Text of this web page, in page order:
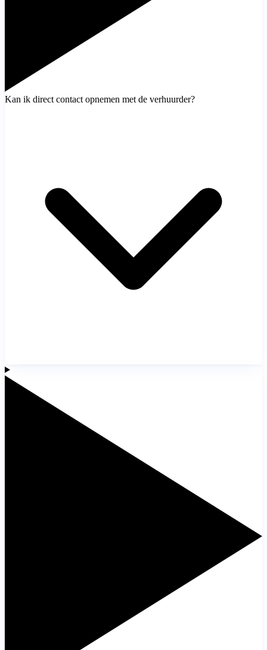
Kan ik direct contact opnemen met de verhuurder?